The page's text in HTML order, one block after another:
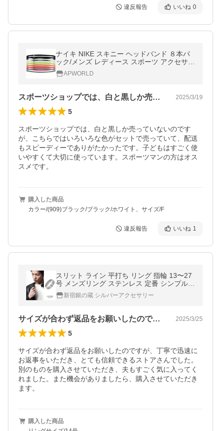
違反報告 いいね 0
ナイキ NIKE スキニー ヘッドバンド ８本パ
ック/メンズ レディース スポーツ アクセサリ
ー 髪留め 小物 ヘアアクセ/トレーニング ラ
ンニング ジム /BN2070-909
APWORLD
スポーツショップでは、白と黒しか売って… 2025/3/19
5
スポーツショップでは、白と黒しか売っていないのです
が、こちらではいろいろな色がセットで売っていて、配送
もスピーディーでありがたかったです。子どもはすごく使
いやすくて大切に使っています。スポーツマンの方はオス
スメです。
購入した商品
カラー/(909)ブラック/ブラック/ホワイト、サイズ/F
違反報告 いいね 1
スリット ライン 平打ち リング 指輪 13〜27
号 メンズリング ステンレス 定番 シンプル
さりげない ステンレスリング メンズ 男性 彼
氏 夫 旦那 爆買
新宿銀の蔵 シルバーアクセサリー
サイズが合わず返品をお願いしたのですが… 2025/3/25
5
サイズが合わず返品をお願いしたのですが、丁寧で迅速に
お返事をいただき、とても信頼できるストアさんでした。
別のものを購入させていただき、夫もすごく気に入ってく
れました。また機会がありましたら、購入させていただき
ます。
購入した商品